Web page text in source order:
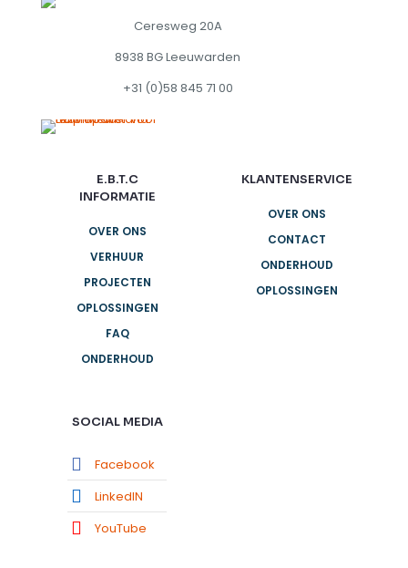
Ceresweg 20A
8938 BG Leeuwarden
+31 (0)58 845 71 00
E.B.T.C
INFORMATIE
OVER ONS
VERHUUR
PROJECTEN
OPLOSSINGEN
FAQ
ONDERHOUD
KLANTENSERVICE
OVER ONS
CONTACT
ONDERHOUD
OPLOSSINGEN
SOCIAL MEDIA
Facebook
LinkedIN
YouTube